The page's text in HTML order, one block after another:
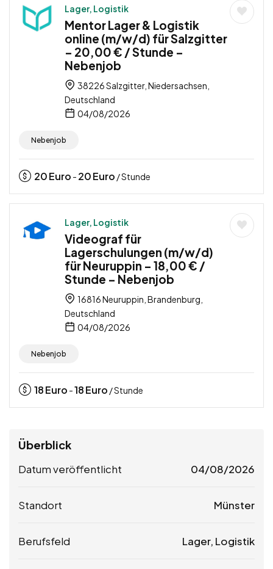
Lager, Logistik
Mentor Lager & Logistik
online (m/w/d) für Salzgitter
– 20,00 € / Stunde –
Nebenjob
38226 Salzgitter, Niedersachsen,
Deutschland
04/08/2026
Nebenjob
20Euro - 20Euro / Stunde
Lager, Logistik
Videograf für
Lagerschulungen (m/w/d)
für Neuruppin – 18,00 € /
Stunde – Nebenjob
16816 Neuruppin, Brandenburg,
Deutschland
04/08/2026
Nebenjob
18Euro -18Euro / Stunde
Überblick
Datum veröffentlicht 04/08/2026
Standort Münster
Berufsfeld Lager, Logistik